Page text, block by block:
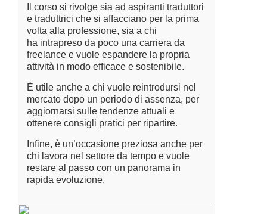
Il corso si rivolge sia ad aspiranti traduttori
e traduttrici che si affacciano per la prima
volta alla professione, sia a chi
ha intrapreso da poco una carriera da
freelance e vuole espandere la propria
attività in modo efficace e sostenibile.
È utile anche a chi vuole reintrodursi nel
mercato dopo un periodo di assenza, per
aggiornarsi sulle tendenze attuali e
ottenere consigli pratici per ripartire.
Infine, è un’occasione preziosa anche per
chi lavora nel settore da tempo e vuole
restare al passo con un panorama in
rapida evoluzione.